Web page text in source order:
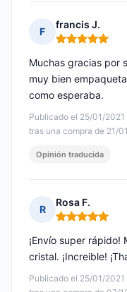
F
francis J.
Nota: 5 de 5
Publicado el 25/01/
tras una compra de 21/
Muchas gracias por
muy bien
como esperaba.
Opinión traducida
R
Rosa F.
Nota: 5 de 5
Publicado el 25/01/2021
¡Envío super
cristal. ¡Increible!